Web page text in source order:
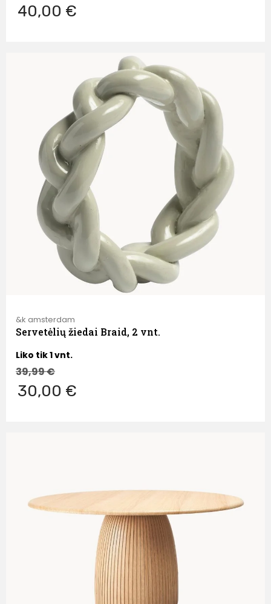
40,00 €
&k amsterdam
Servetėlių žiedai Braid, 2 vnt.
Liko tik 1 vnt.
39,99€
30,00 €